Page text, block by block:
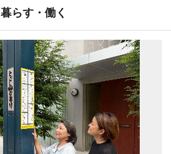
暮らす・働く